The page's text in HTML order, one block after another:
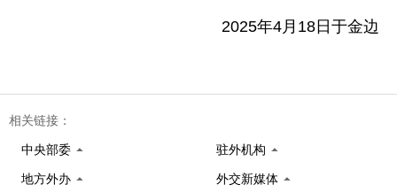
2025年4月18日于金边
相关链接：
中央部委 驻外机构
地方外办 外交新媒体